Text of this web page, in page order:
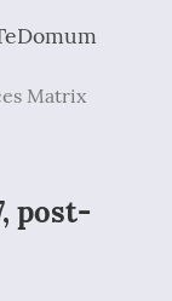
Matrix
post-